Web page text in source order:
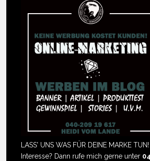
LASS' UNS WAS FÜR DEINE MARKE
Interesse? Dann rufe mich gerne unter